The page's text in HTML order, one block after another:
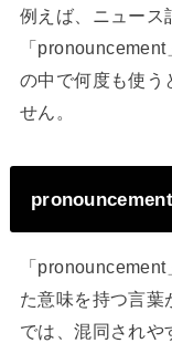
例えば、ニュース
「
の中で何度も使う
せん。
「
た意味を持つ言葉
では、混同されや